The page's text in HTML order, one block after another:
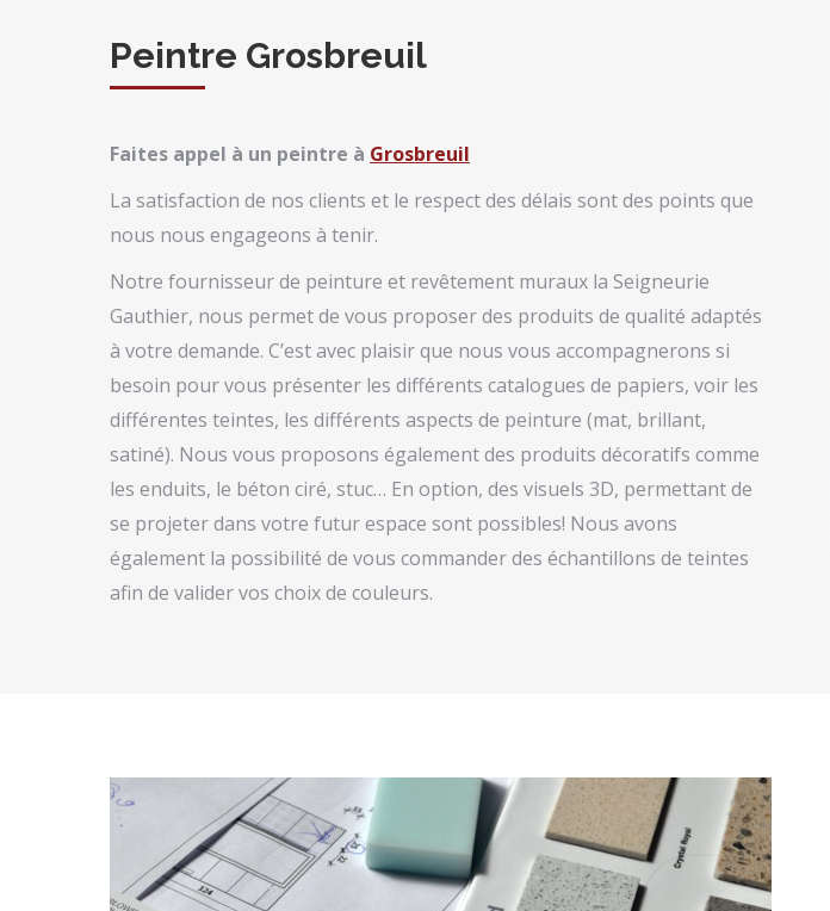
Peintre Grosbreuil
Faites appel à un peintre à Grosbreuil
La satisfaction de nos clients et le respect des délais sont des points que
nous nous engageons à tenir.
Notre fournisseur de peinture et revêtement muraux la Seigneurie
Gauthier, nous permet de vous proposer des produits de qualité adaptés
à votre demande. C’est avec plaisir que nous vous accompagnerons si
besoin pour vous présenter les différents catalogues de papiers, voir les
différentes teintes, les différents aspects de peinture (mat, brillant,
satiné). Nous vous proposons également des produits décoratifs comme
les enduits, le béton ciré, stuc… En option, des visuels 3D, permettant de
se projeter dans votre futur espace sont possibles! Nous avons
également la possibilité de vous commander des échantillons de teintes
afin de valider vos choix de couleurs.